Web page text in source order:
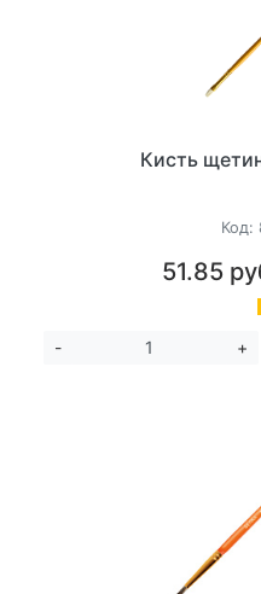
Кисть
Код:
51.85
- +